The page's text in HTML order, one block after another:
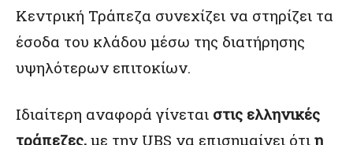
Κεντρική Τράπεζα συνεχίζει να στηρίζει τα
έσοδα του κλάδου μέσω της διατήρησης
υψηλότερων επιτοκίων.
Ιδιαίτερη αναφορά γίνεται στις ελληνικές
τράπεζες, με την UBS να επισημαίνει ότι η